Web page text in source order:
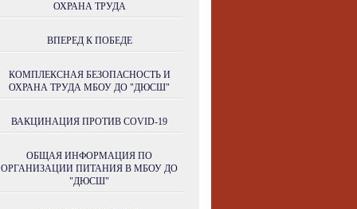
ОХРАНА ТРУДА
ВПЕРЕД К ПОБЕДЕ
КОМПЛЕКСНАЯ БЕЗОПАСНОСТЬ И
ОХРАНА ТРУДА МБОУ ДО "ДЮСШ"
ВАКЦИНАЦИЯ ПРОТИВ COVID-19
ОБЩАЯ ИНФОРМАЦИЯ ПО
ОРГАНИЗАЦИИ ПИТАНИЯ В МБОУ ДО
"ДЮСШ"